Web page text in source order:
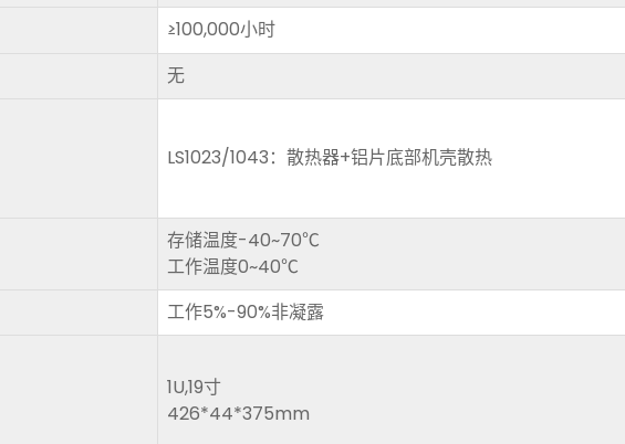
≥100,000小时
无
LS1023/1043：散热器+铝片底部机壳散热
存储温度-40~70℃
工作温度0~40℃
工作5%-90%非凝露
1U,19寸
426*44*375mm